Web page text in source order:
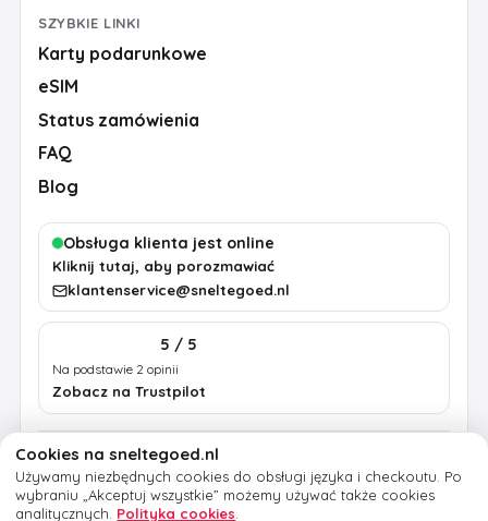
SZYBKIE LINKI
Karty podarunkowe
eSIM
Status zamówienia
FAQ
Blog
Obsługa klienta jest online
Kliknij tutaj, aby porozmawiać
klantenservice@sneltegoed.nl
5 / 5
Na podstawie 2 opinii
Zobacz na Trustpilot
RegulaminPrywatność
Informacje prawne
Cookies na sneltegoed.nl
Używamy niezbędnych cookies do obsługi języka i checkoutu. Po
wybraniu „Akceptuj wszystkie” możemy używać także cookies
analitycznych. Polityka cookies